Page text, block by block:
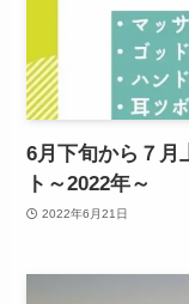
6月下旬から７月
ト～2022年～
2022年6月21日